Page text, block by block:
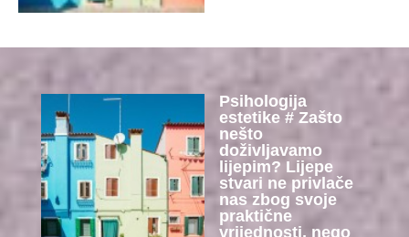
Psihologija
estetike # Zašto
nešto
doživljavamo
lijepim? Lijepe
stvari ne privlače
nas zbog svoje
praktične
vrijednosti, nego